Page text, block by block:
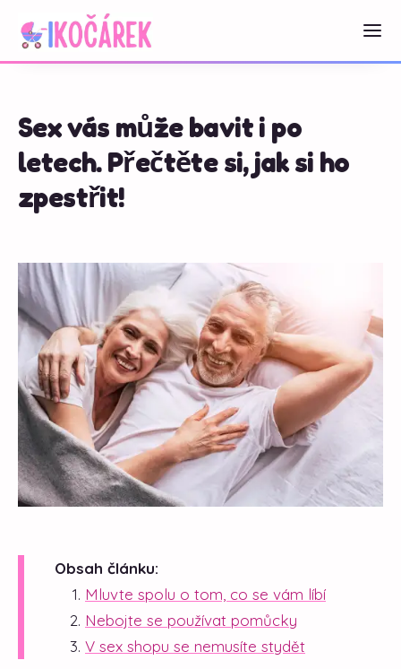
Sex vás může bavit i po
letech. Přečtěte si, jak si ho
zpestřit!
Obsah článku:
Mluvte spolu o tom, co se vám líbí
Nebojte se používat pomůcky
V sex shopu se nemusíte stydět